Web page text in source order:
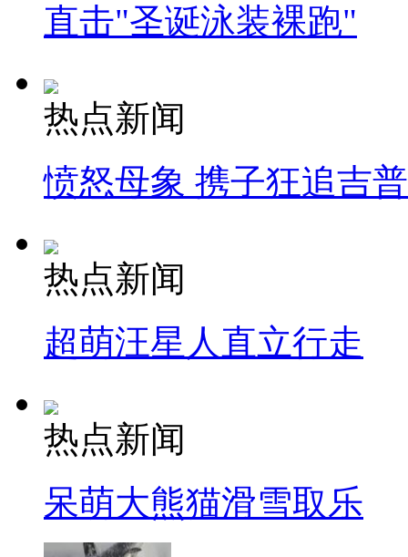
直击"圣诞泳装裸跑"
热点新闻
愤怒母象 携子狂追吉
热点新闻
超萌汪星人直立行走
热点新闻
呆萌大熊猫滑雪取乐